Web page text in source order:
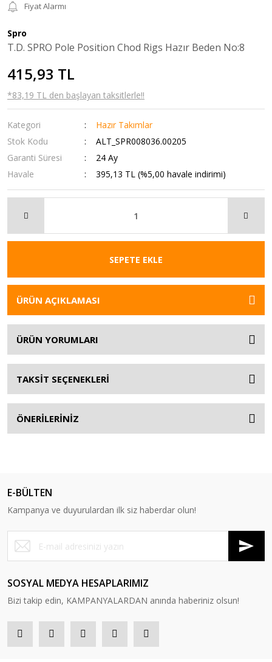
Fiyat Alarmı
Spro
T.D. SPRO Pole Position Chod Rigs Hazır Beden No:8
415,93 TL
*83,19 TL den başlayan taksitlerle!!
Kategori
Hazır Takımlar
Stok Kodu
ALT_SPR008036.00205
Garanti Süresi
24 Ay
Havale
395,13 TL (%5,00 havale indirimi)
SEPETE EKLE
ÜRÜN AÇIKLAMASI
ÜRÜN YORUMLARI
TAKSİT SEÇENEKLERİ
ÖNERİLERİNİZ
E-BÜLTEN
Kampanya ve duyurulardan ilk siz haberdar olun!
SOSYAL MEDYA HESAPLARIMIZ
Bizi takip edin, KAMPANYALARDAN anında haberiniz olsun!